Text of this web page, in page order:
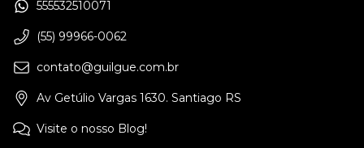
555532510071
(55) 99966-0062
contato@guilgue.com.br
Av Getúlio Vargas 1630. Santiago RS
Visite o nosso Blog!